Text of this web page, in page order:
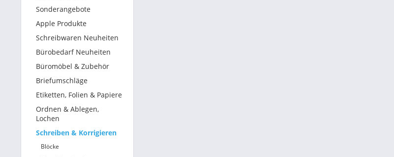
Sonderangebote
Apple Produkte
Schreibwaren Neuheiten
Bürobedarf Neuheiten
Büromöbel & Zubehör
Briefumschläge
Etiketten, Folien & Papiere
Ordnen & Ablegen,
Lochen
Schreiben & Korrigieren
Blöcke